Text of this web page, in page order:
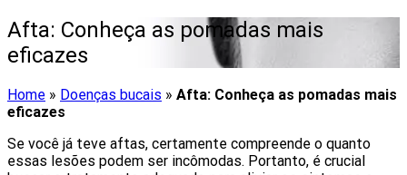
Afta: Conheça as pomadas mais
eficazes
Home » Doenças bucais » Afta: Conheça as pomadas mais
eficazes
Se você já teve aftas, certamente compreende o quanto
essas lesões podem ser incômodas. Portanto, é crucial